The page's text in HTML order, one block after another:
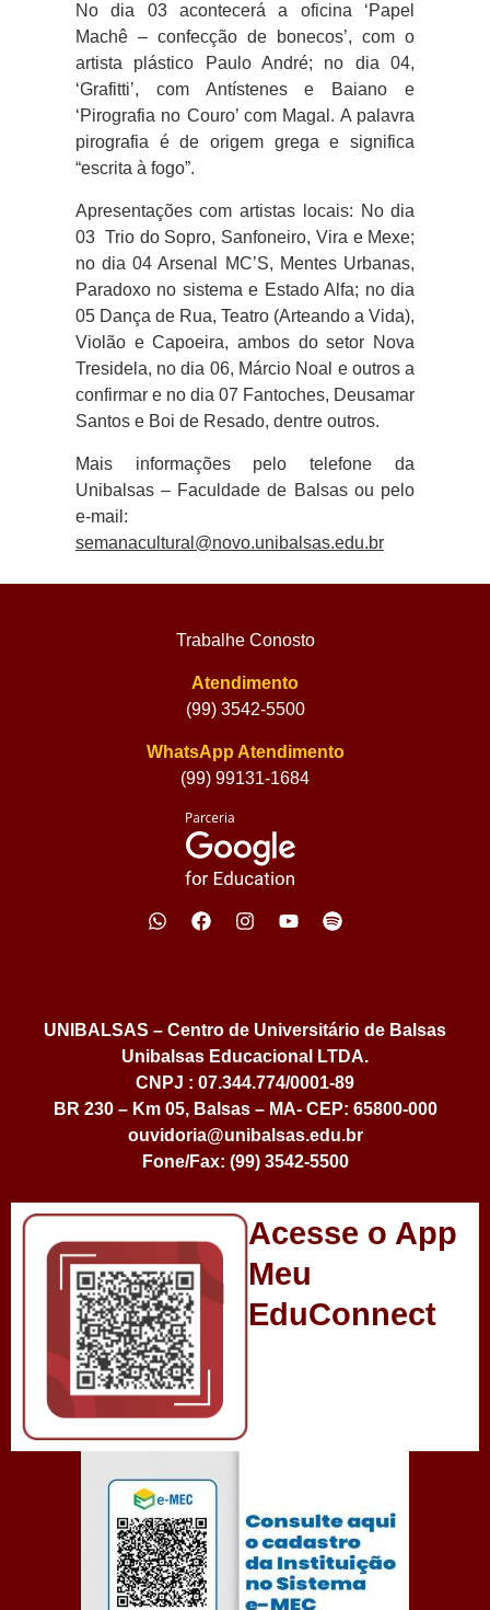
No dia 03 acontecerá a oficina ‘Papel
Machê – confecção de bonecos’, com o
artista plástico Paulo André; no dia 04,
‘Grafitti’, com Antístenes e Baiano e
‘Pirografia no Couro’ com Magal. A palavra
pirografia é de origem grega e significa
“escrita à fogo”.
Apresentações com artistas locais: No dia
03 Trio do Sopro, Sanfoneiro, Vira e Mexe;
no dia 04 Arsenal MC’S, Mentes Urbanas,
Paradoxo no sistema e Estado Alfa; no dia
05 Dança de Rua, Teatro (Arteando a Vida),
Violão e Capoeira, ambos do setor Nova
Tresidela, no dia 06, Márcio Noal e outros a
confirmar e no dia 07 Fantoches, Deusamar
Santos e Boi de Resado, dentre outros.
Mais informações pelo telefone da
Unibalsas – Faculdade de Balsas ou pelo
e-mail:
semanacultural@novo.unibalsas.edu.br
Trabalhe Conosto
Atendimento
(99) 3542-5500
WhatsApp Atendimento
(99) 99131-1684
UNIBALSAS – Centro de Universitário de Balsas
Unibalsas Educacional LTDA.
CNPJ : 07.344.774/0001-89
BR 230 – Km 05, Balsas – MA- CEP: 65800-000
ouvidoria@unibalsas.edu.br
Fone/Fax: (99) 3542-5500
Acesse o App
Meu
EduConnect